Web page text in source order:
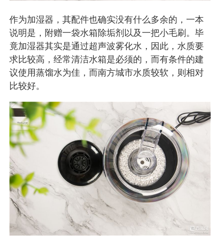
作为加湿器，其配件也确实没有什么多余的，一本
说明是，附赠一袋水箱除垢剂以及一把小毛刷。毕
竟加湿器其实是通过超声波雾化水，因此，水质要
求比较高，经常清洁水箱是必须的，而有条件的建
议使用蒸馏水为佳，而南方城市水质较软，则相对
比较好。